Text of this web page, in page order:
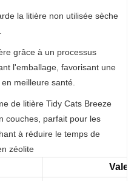
la litière non utilisée sèche
grâce à un processus
l'emballage, favorisant une
meilleure santé.
de litière Tidy Cats Breeze
couches, parfait pour les
à réduire le temps de